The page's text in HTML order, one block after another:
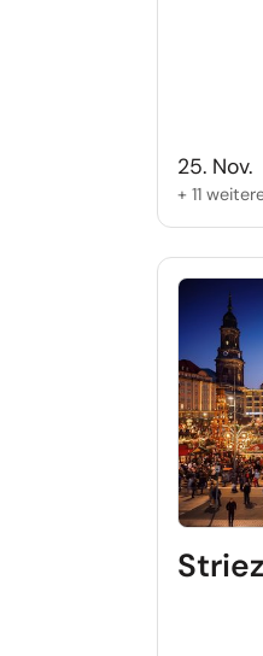
25. Nov.
+ 11